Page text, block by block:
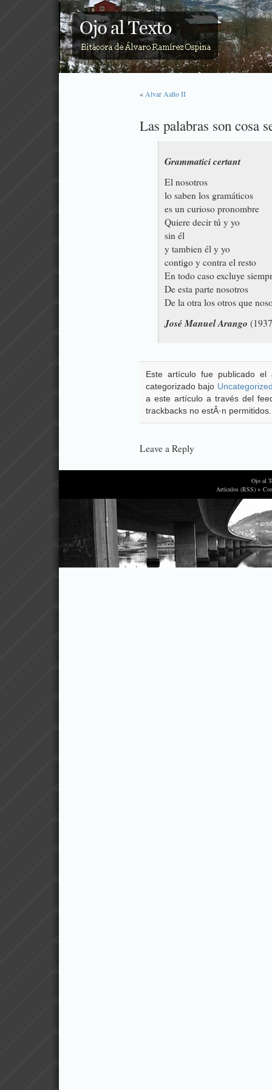
« Alvar Aalto II
Las palabras son cosa
Grammatici certant
El nosotros
lo saben los gramáticos
es un curioso pronombre
Quiere decir tú y yo
sin él
y tambien él y yo
contigo y contra el resto
En todo caso excluye
De esta parte nosotros
De la otra los otros que
José Manuel Arango
Este artículo fue publicado
categorizado bajo
a este artículo a través del
trackbacks no estÂ·n permitidos.
Leave a Reply
Ojo al
Artículos (RSS) +